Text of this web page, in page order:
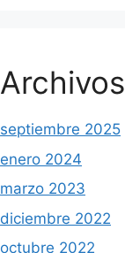
Archivos
septiembre 2025
enero 2024
marzo 2023
diciembre 2022
octubre 2022